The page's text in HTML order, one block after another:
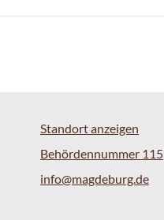
Standort anzeigen
Behördennummer 115
info@magdeburg.de